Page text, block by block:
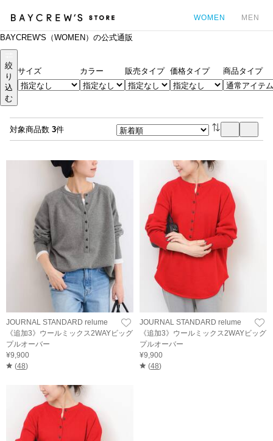
WOMEN MEN
BAYCREW'S（WOMEN）の公式通販
絞
り
込
む
サイズ カラー 販売タイプ 価格タイプ 商品タイプ
対象商品数 3件
JOURNAL STANDARD relume
《追加3》ウールミックス2WAYビッグ
プルオーバー
¥9,900
(48)
JOURNAL STANDARD relume
《追加3》ウールミックス2WAYビッグ
プルオーバー
¥9,900
(48)